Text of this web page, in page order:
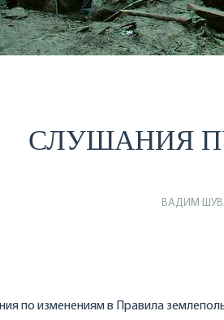
СЛУШАНИЯ
ВАДИМ
по изменениям в Правила